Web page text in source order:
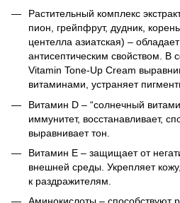
Растительный комплекс
пион, грейпфрут, дудник,
центелла азиатская) –
антисептическим свойством. В
Vitamin Tone-Up Cream
витаминами, устраняет
Витамин D – “солнечный
иммунитет, восстанавливает,
выравнивает тон.
Витамин Е – защищает от
внешней среды. Укрепляет
к раздражителям.